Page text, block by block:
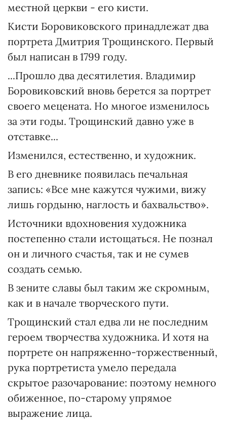
местной церкви - его кисти.
Кисти Боровиковского принадлежат два
портрета Дмитрия Трощинского. Первый
был написан в 1799 году.
...Прошло два десятилетия. Владимир
Боровиковский вновь берется за портрет
своего мецената. Но многое изменилось
за эти годы. Трощинский давно уже в
отставке...
Изменился, естественно, и художник.
В его дневнике появилась печальная
запись: «Все мне кажутся чужими, вижу
лишь гордыню, наглость и бахвальство».
Источники вдохновения художника
постепенно стали истощаться. Не познал
он и личного счастья, так и не сумев
создать семью.
В зените славы был таким же скромным,
как и в начале творческого пути.
Трощинский стал едва ли не последним
героем творчества художника. И хотя на
портрете он напряженно-торжественный,
рука портретиста умело передала
скрытое разочарование: поэтому немного
обиженное, по-старому упрямое
выражение лица.